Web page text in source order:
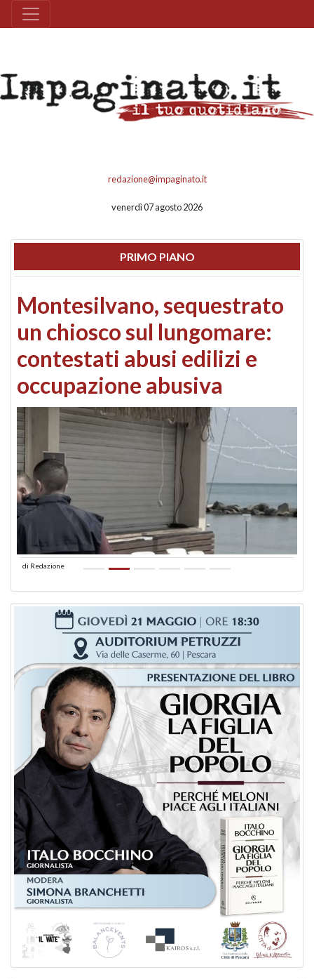
redazione@impaginato.it
venerdì 07 agosto 2026
PRIMO PIANO
Montesilvano, sequestrato
un chiosco sul lungomare:
contestati abusi edilizi e
occupazione abusiva
di Redazione